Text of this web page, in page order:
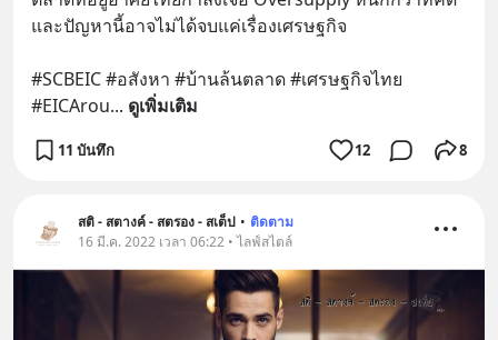
และปัญหานี้อาจไม่ได้จบแค่เรื่องเศรษฐกิจ
#SCBEIC #อสังหา #บ้านล้นตลาด #เศรษฐกิจไทย
#EICArou... ดูเพิ่มเติม
11 บันทึก 12 8
สติ - สตางค์ - สตรอง - สเต็ป • ติดตาม
16 มี.ค. 2022 เวลา 06:22 • ไลฟ์สไตล์